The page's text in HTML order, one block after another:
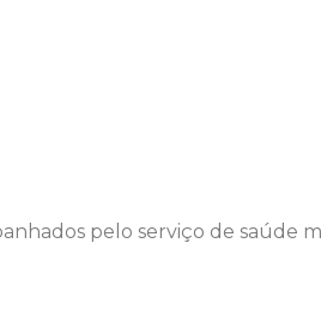
pelo serviço de saúde